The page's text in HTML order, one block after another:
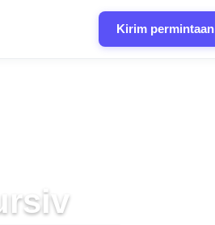
Kirim permintaan